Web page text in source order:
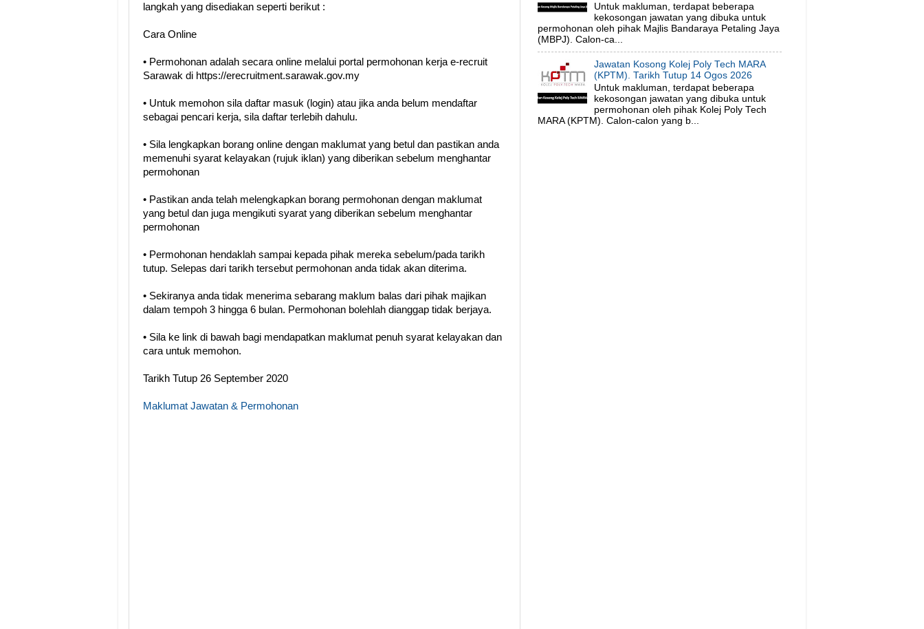
langkah yang disediakan seperti berikut :
Cara Online
• Permohonan adalah secara online melalui portal permohonan kerja e-recruit
Sarawak di https://erecruitment.sarawak.gov.my
• Untuk memohon sila daftar masuk (login) atau jika anda belum mendaftar
sebagai pencari kerja, sila daftar terlebih dahulu.
• Sila lengkapkan borang online dengan maklumat yang betul dan pastikan anda
memenuhi syarat kelayakan (rujuk iklan) yang diberikan sebelum menghantar
permohonan
• Pastikan anda telah melengkapkan borang permohonan dengan maklumat
yang betul dan juga mengikuti syarat yang diberikan sebelum menghantar
permohonan
• Permohonan hendaklah sampai kepada pihak mereka sebelum/pada tarikh
tutup. Selepas dari tarikh tersebut permohonan anda tidak akan diterima.
• Sekiranya anda tidak menerima sebarang maklum balas dari pihak majikan
dalam tempoh 3 hingga 6 bulan. Permohonan bolehlah dianggap tidak berjaya.
• Sila ke link di bawah bagi mendapatkan maklumat penuh syarat kelayakan dan
cara untuk memohon.
Tarikh Tutup 26 September 2020
Maklumat Jawatan & Permohonan
Untuk makluman, terdapat beberapa
kekosongan jawatan yang dibuka untuk
permohonan oleh pihak Majlis Bandaraya Petaling Jaya
(MBPJ). Calon-ca...
Jawatan Kosong Kolej Poly Tech MARA
(KPTM). Tarikh Tutup 14 Ogos 2026
Untuk makluman, terdapat beberapa
kekosongan jawatan yang dibuka untuk
permohonan oleh pihak Kolej Poly Tech
MARA (KPTM). Calon-calon yang b...